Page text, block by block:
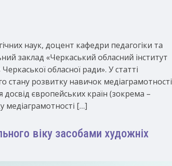
наук, доцент кафедри педагогіки та
заклад «Черкаський обласний інститут
обласної ради». У статті
стану розвитку навичок медіаграмотності
досвід європейських країн (зокрема –
[…]
віку засобами художніх